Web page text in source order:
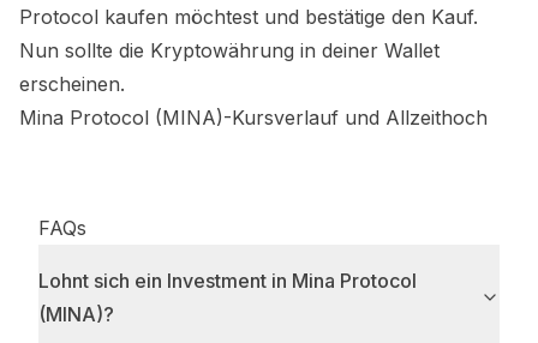
Protocol kaufen möchtest und bestätige den Kauf.
Nun sollte die Kryptowährung in deiner Wallet
erscheinen.
Mina Protocol (MINA)-Kursverlauf und Allzeithoch
FAQs
Lohnt sich ein Investment in Mina Protocol
(MINA)?